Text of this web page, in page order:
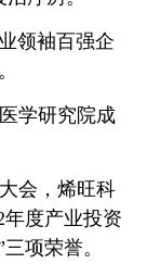
领袖百强企
学研究院成
会，烯旺科
年度产业投资
项荣誉。